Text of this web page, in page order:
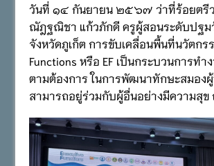
วันที่ ๑๔ กันยายน ๒๕๖๗ ว่าที่ร้อยตรี
ณัฎฐณิชา แก้วภักดี ครูผู้สอนระดับปฐมวั
จังหวัดภูเก็ต การขับเคลื่อนพื้นที่นวัตก
Functions หรือ EF เป็นกระบวนการท
ตามต้องการ ในการพัฒนาทักษะสมอง
สามารถอยู่ร่วมกับผู้อื่นอย่างมีความสุข